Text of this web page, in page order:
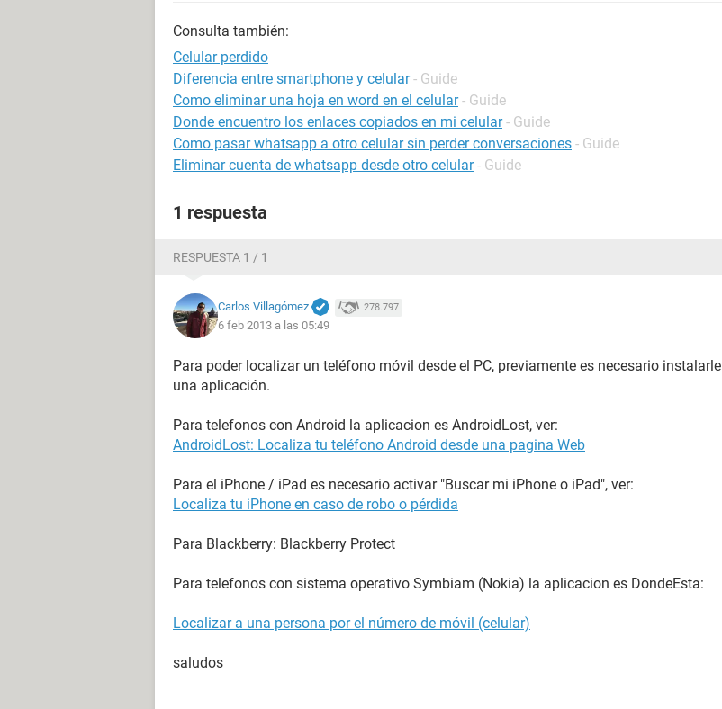
Consulta también:
Celular perdido
Diferencia entre smartphone y celular - Guide
Como eliminar una hoja en word en el celular - Guide
Donde encuentro los enlaces copiados en mi celular - Guide
Como pasar whatsapp a otro celular sin perder conversaciones - Guide
Eliminar cuenta de whatsapp desde otro celular - Guide
1 respuesta
RESPUESTA 1 / 1
Carlos Villagómez 278.797
6 feb 2013 a las 05:49
Para poder localizar un teléfono móvil desde el PC, previamente es necesario instalarle
una aplicación.
Para telefonos con Android la aplicacion es AndroidLost, ver:
AndroidLost: Localiza tu teléfono Android desde una pagina Web
Para el iPhone / iPad es necesario activar "Buscar mi iPhone o iPad", ver:
Localiza tu iPhone en caso de robo o pérdida
Para Blackberry: Blackberry Protect
Para telefonos con sistema operativo Symbiam (Nokia) la aplicacion es DondeEsta:
Localizar a una persona por el número de móvil (celular)
saludos